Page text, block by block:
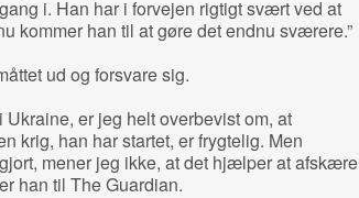
i. Han har i forvejen rigtigt svært ved at
kommer han til at gøre det endnu sværere.”
ud og forsvare sig.
er jeg helt overbevist om, at
krig, han har startet, er frygtelig. Men
mener jeg ikke, at det hjælper at afskære
han til The Guardian.